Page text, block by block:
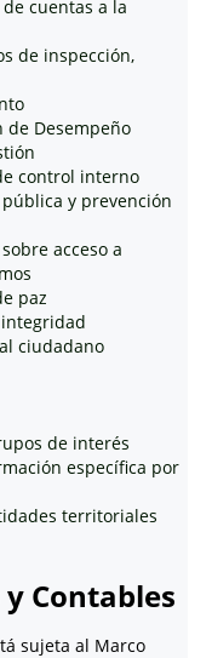
cuentas a la
de inspección,
de Desempeño
control interno
y prevención
acceso a
paz
ciudadano
de interés
específica por
territoriales
Contables
sujeta al Marco